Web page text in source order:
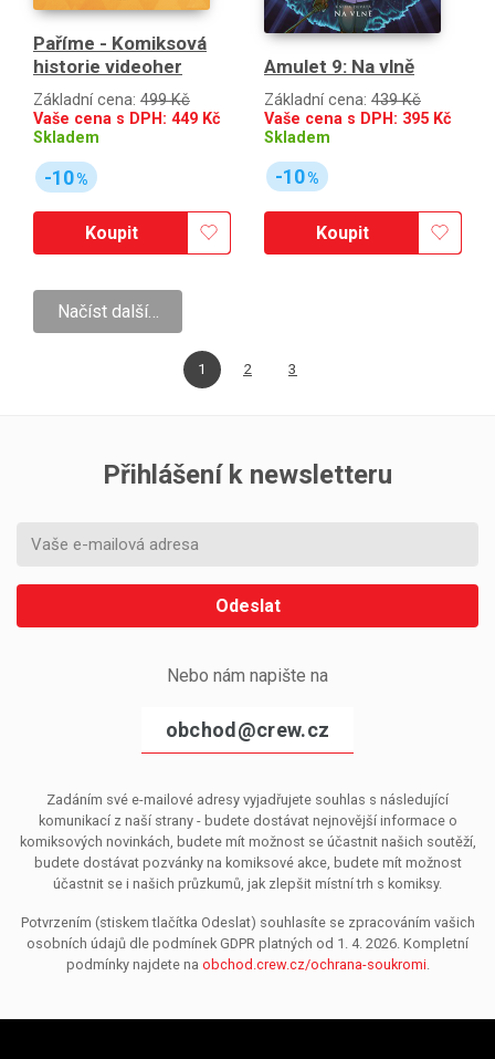
Paříme - Komiksová
historie videoher
Základní cena: 499 Kč
Vaše cena s DPH: 449 Kč
Skladem
-10%
Koupit
Amulet 9: Na vlně
Základní cena: 439 Kč
Vaše cena s DPH: 395 Kč
Skladem
-10%
Koupit
Načíst další…
1 2 3
Přihlášení k newsletteru
Odeslat
Nebo nám napište na
obchod@crew.cz
Zadáním své e-mailové adresy vyjadřujete souhlas s následující
komunikací z naší strany - budete dostávat nejnovější informace o
komiksových novinkách, budete mít možnost se účastnit našich soutěží,
budete dostávat pozvánky na komiksové akce, budete mít možnost
účastnit se i našich průzkumů, jak zlepšit místní trh s komiksy.
Potvrzením (stiskem tlačítka Odeslat) souhlasíte se zpracováním vašich
osobních údajů dle podmínek GDPR platných od 1. 4. 2026. Kompletní
podmínky najdete na obchod.crew.cz/ochrana-soukromi.